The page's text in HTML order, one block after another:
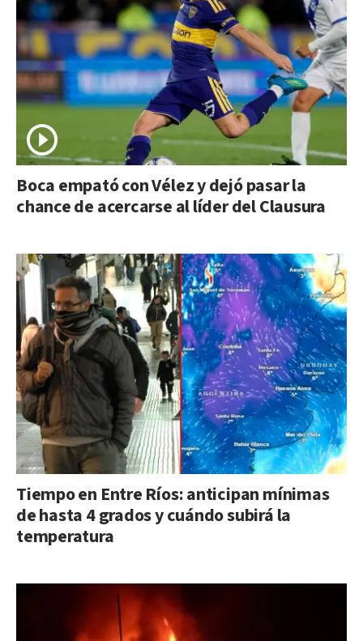
Boca empató con Vélez y dejó pasar la
chance de acercarse al líder del Clausura
Tiempo en Entre Ríos: anticipan mínimas
de hasta 4 grados y cuándo subirá la
temperatura